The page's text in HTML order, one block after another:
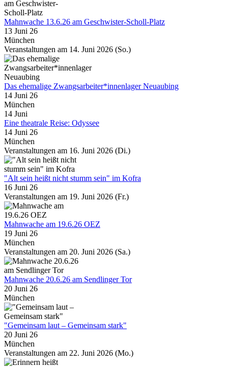
Mahnwache 13.6.26 am Geschwister-Scholl-Platz
13 Juni 26
München
Veranstaltungen am 14. Juni 2026 (So.)
Das ehemalige Zwangsarbeiter*innenlager Neuaubing
14 Juni 26
München
14 Juni
Eine theatrale Reise: Odyssee
14 Juni 26
München
Veranstaltungen am 16. Juni 2026 (Di.)
"Alt sein heißt nicht stumm sein" im Kofra
16 Juni 26
Veranstaltungen am 19. Juni 2026 (Fr.)
Mahnwache am 19.6.26 OEZ
19 Juni 26
München
Veranstaltungen am 20. Juni 2026 (Sa.)
Mahnwache 20.6.26 am Sendlinger Tor
20 Juni 26
München
"Gemeinsam laut – Gemeinsam stark"
20 Juni 26
München
Veranstaltungen am 22. Juni 2026 (Mo.)